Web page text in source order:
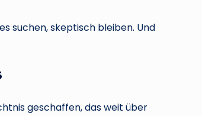
suchen, skeptisch bleiben. Und
geschaffen, das weit über